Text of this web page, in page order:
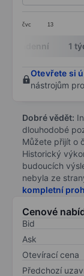
čvc 13
End of
Intradenní 1
Otevřete si
nástrojům
Dobré vědět:
dlouhodobé
Můžete přijít o
Historický
budoucích
nebyla ze
kompletní
Cenové
Bid
Ask
Otevírací cena
Předchozí